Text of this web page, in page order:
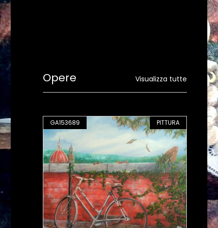
Visualizza tutte
Opere
GA153689 PITTURA